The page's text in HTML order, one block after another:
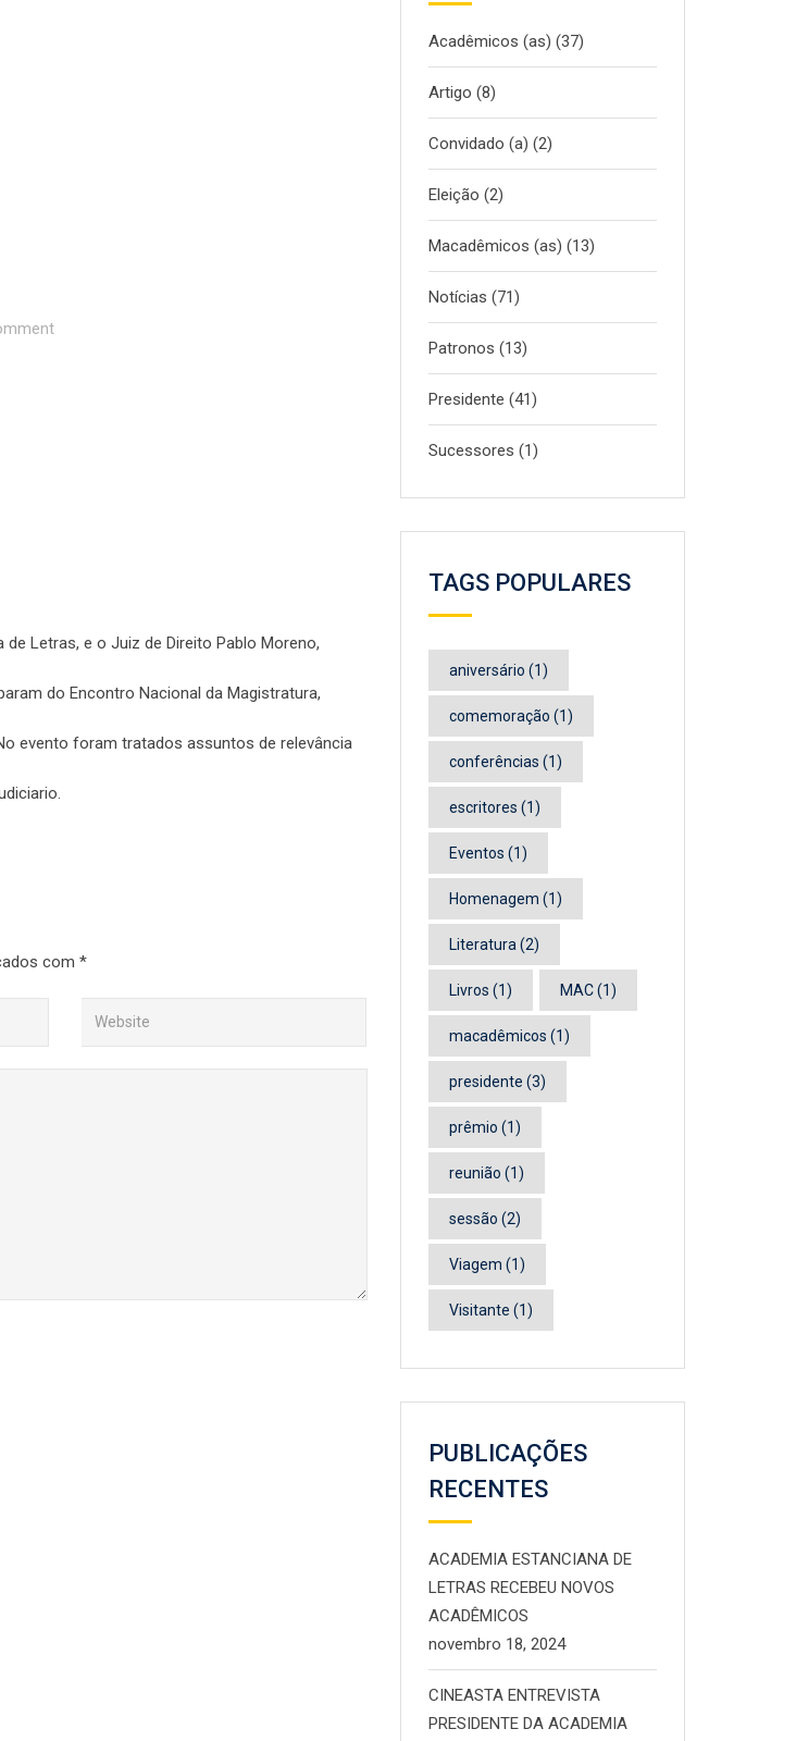
Letras, e o Juiz de Direito Pablo Moreno,
do Encontro Nacional da Magistratura,
evento foram tratados assuntos de relevância
com *
Acadêmicos (as) (37)
Artigo (8)
Convidado (a) (2)
Eleição (2)
Macadêmicos (as) (13)
Notícias (71)
Patronos (13)
Presidente (41)
Sucessores (1)
TAGS POPULARES
aniversário (1)
comemoração (1)
conferências (1)
escritores (1)
Eventos (1)
Homenagem (1)
Literatura (2)
Livros (1) MAC(1)
macadêmicos (1)
presidente (3)
prêmio (1)
reunião (1)
sessão (2)
Viagem (1)
Visitante (1)
PUBLICAÇÕES
RECENTES
ACADEMIA ESTANCIANA DE
LETRAS RECEBEU NOVOS
ACADÊMICOS
novembro 18, 2024
CINEASTA ENTREVISTA
PRESIDENTE DA ACADEMIA